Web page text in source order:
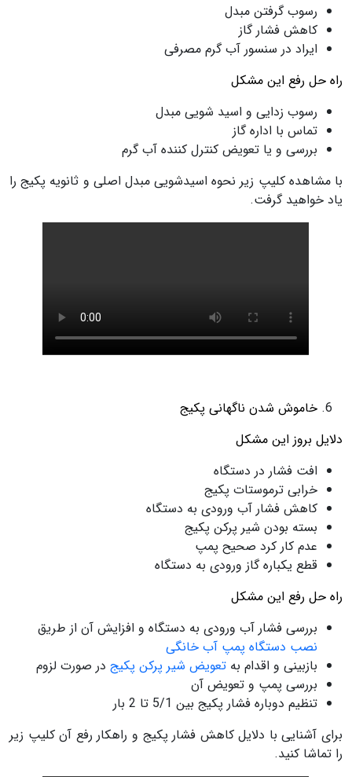
رسوب گرفتن مبدل
کاهش فشار گاز
ایراد در سنسور آب گرم مصرفی
راه حل رفع این مشکل
رسوب زدایی و اسید شویی مبدل
تماس با اداره گاز
بررسی و یا تعویض کنترل کننده آب گرم
با مشاهده کلیپ زیر نحوه اسیدشویی مبدل اصلی و ثانویه پکیج را
یاد خواهید گرفت.
خاموش شدن ناگهانی پکیج
دلایل بروز این مشکل
افت فشار در دستگاه
خرابی ترموستات پکیج
کاهش فشار آب ورودی به دستگاه
بسته بودن شیر پرکن پکیج
عدم کار کرد صحیح پمپ
قطع یکباره گاز ورودی به دستگاه
راه حل رفع این مشکل
بررسی فشار آب ورودی به دستگاه و افزایش آن از طریق
نصب دستگاه پمپ آب خانگی
بازبینی و اقدام به تعویض شیر پرکن پکیج در صورت لزوم
بررسی پمپ و تعویض آن
تنظیم دوباره فشار پکیج بین 5/1 تا 2 بار
برای آشنایی با دلایل کاهش فشار پکیج و راهکار رفع آن کلیپ زیر
را تماشا کنید.